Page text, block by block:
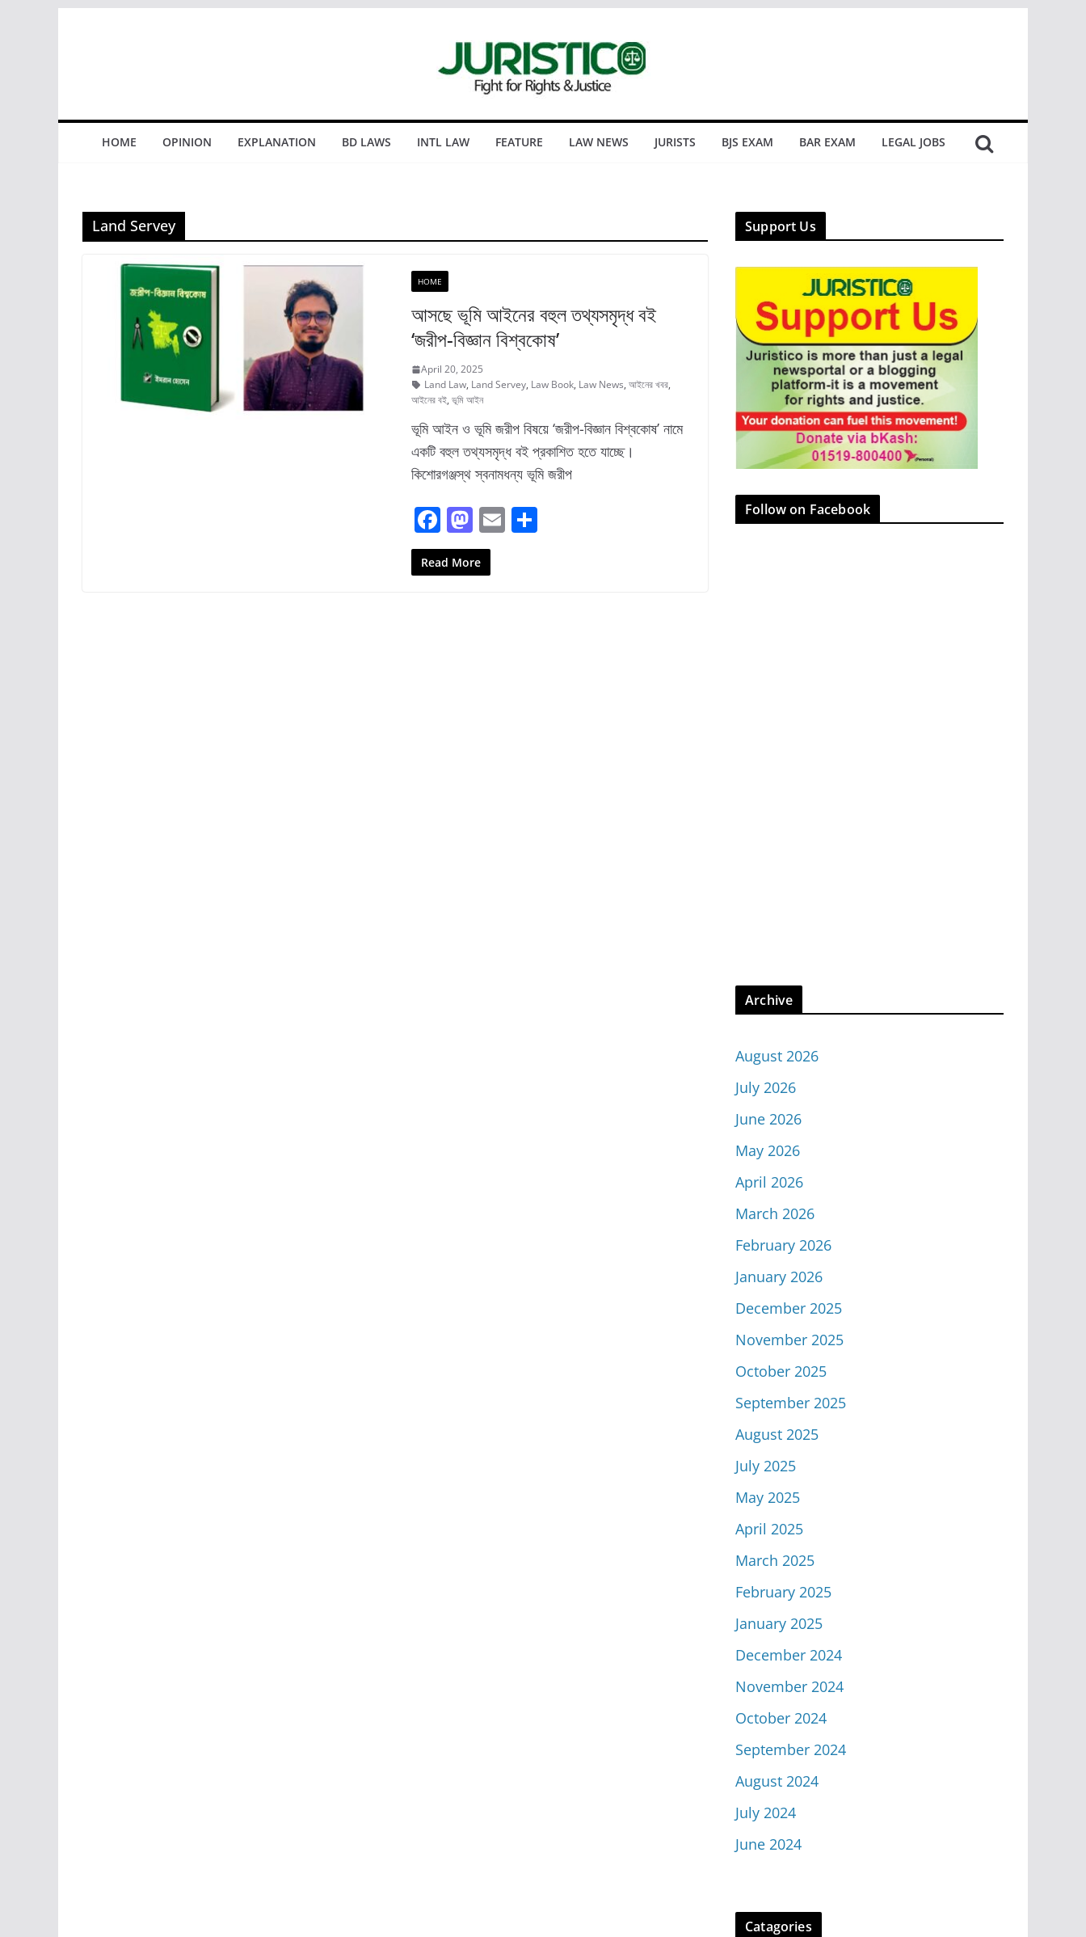
HOME OPINION EXPLANATION BD LAWS INTL LAW FEATURE LAW NEWS JURISTS BJS EXAM BAR EXAM LEGAL JOBS
Land Servey
HOME
আসছে ভূমি আইনের বহুল তথ্যসমৃদ্ধ বই
‘জরীপ-বিজ্ঞান বিশ্বকোষ’
April 20, 2025
Land Law, Land Servey, Law Book, Law News,আইনের খবর,
আইনের বই,ভূমি আইন
ভূমি আইন ও ভূমি জরীপ বিষয়ে ‘জরীপ-বিজ্ঞান বিশ্বকোষ’ নামে
একটি বহুল তথ্যসমৃদ্ধ বই প্রকাশিত হতে যাচ্ছে।
কিশোরগঞ্জস্থ স্বনামধন্য ভূমি জরীপ
F
a
c
M
a
st
E
Read More
Support Us
Follow on Facebook
Archive
August 2026
July 2026
June 2026
May 2026
April 2026
March 2026
February 2026
January 2026
December 2025
November 2025
October 2025
September 2025
August 2025
July 2025
May 2025
April 2025
March 2025
February 2025
January 2025
December 2024
November 2024
October 2024
September 2024
August 2024
July 2024
June 2024
Catagories